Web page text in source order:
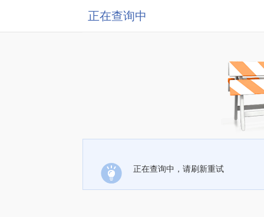
正在查询中
正在查询中，请刷新重试